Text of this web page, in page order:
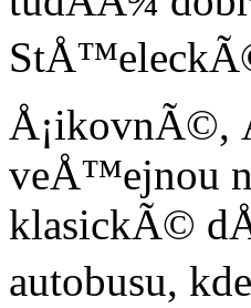
Å¡ikovnÃ©,
veÅ™ejnou
klasickÃ©
autobusu,